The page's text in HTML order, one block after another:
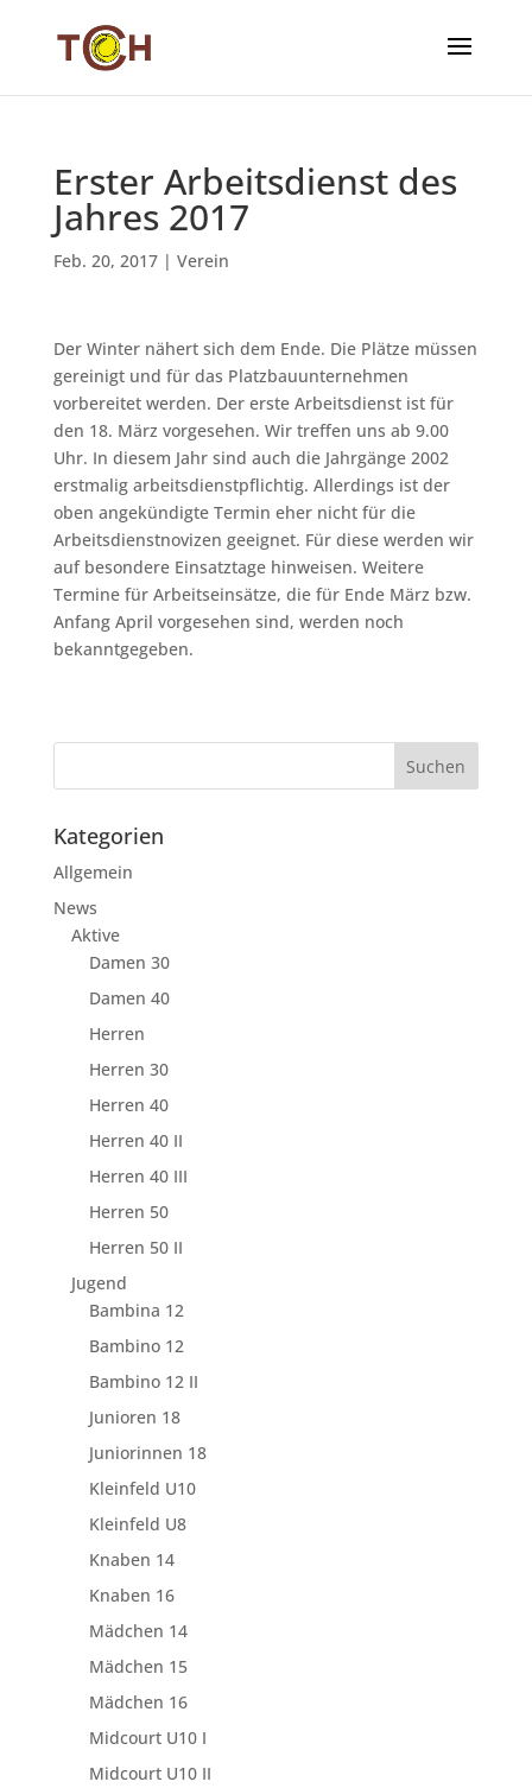
Erster Arbeitsdienst des
Jahres 2017
Feb. 20, 2017| Verein
Der Winter nähert sich dem Ende. Die Plätze müssen
gereinigt und für das Platzbauunternehmen
vorbereitet werden. Der erste Arbeitsdienst ist für
den 18. März vorgesehen. Wir treffen uns ab 9.00
Uhr. In diesem Jahr sind auch die Jahrgänge 2002
erstmalig arbeitsdienstpflichtig. Allerdings ist der
oben angekündigte Termin eher nicht für die
Arbeitsdienstnovizen geeignet. Für diese werden wir
auf besondere Einsatztage hinweisen. Weitere
Termine für Arbeitseinsätze, die für Ende März bzw.
Anfang April vorgesehen sind, werden noch
bekanntgegeben.
Kategorien
Allgemein
News
Aktive
Damen 30
Damen 40
Herren
Herren 30
Herren 40
Herren 40 II
Herren 40 III
Herren 50
Herren 50 II
Jugend
Bambina 12
Bambino 12
Bambino 12 II
Junioren 18
Juniorinnen 18
Kleinfeld U10
Kleinfeld U8
Knaben 14
Knaben 16
Mädchen 14
Mädchen 15
Mädchen 16
Midcourt U10 I
Midcourt U10 II